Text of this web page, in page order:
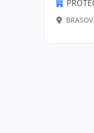
BRASOV